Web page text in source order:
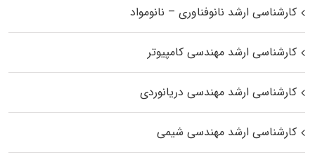
کارشناسی ارشد نانوفناوری – نانومواد
کارشناسی ارشد مهندسی کامپیوتر
کارشناسی ارشد مهندسی دریانوردی
کارشناسی ارشد مهندسی شیمی